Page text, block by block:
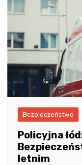
Bezpieczeństwo
Policyjna
letnim